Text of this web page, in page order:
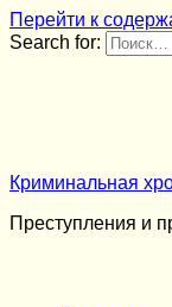
Перейти к
Search for:
Криминальная
Преступления и